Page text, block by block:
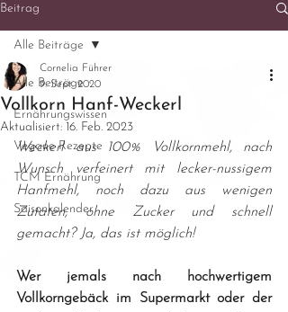
Beitrag
Alle Beiträge
Ernährungswissen
Vegane Rezepte
TCM Ernährung
Saisonkalender
Alle Beiträge
Vollkorn Hanf-Weckerl
Cornelia Führer
9. Sept. 2020
Aktualisiert: 16. Feb. 2023
Weckerl aus 100% Vollkornmehl, nach
Wunsch verfeinert mit lecker-nussigem
Hanfmehl, noch dazu aus wenigen
Zutaten, ohne Zucker und schnell
gemacht? Ja, das ist möglich!
Wer jemals nach hochwertigem
Vollkorngebäck im Supermarkt oder der